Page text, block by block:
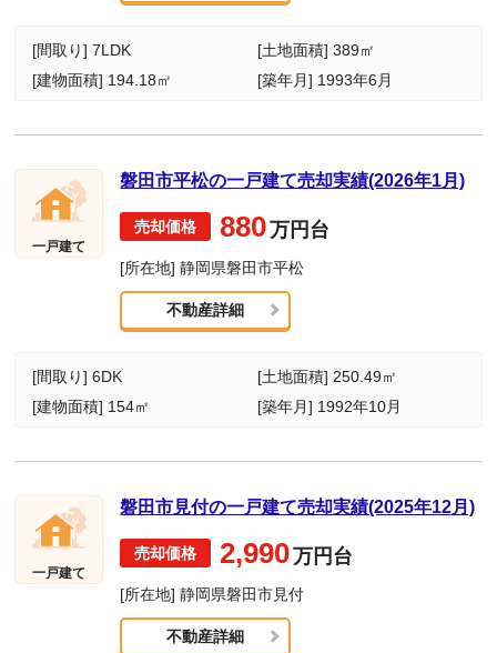
[間取り] 7LDK
[土地面積] 389㎡
[建物面積] 194.18㎡
[築年月] 1993年6月
一戸建て
磐田市平松の一戸建て売却実績(2026年1月)
880万円台
[所在地] 静岡県磐田市平松
不動産詳細
[間取り] 6DK
[土地面積] 250.49㎡
[建物面積] 154㎡
[築年月] 1992年10月
一戸建て
磐田市見付の一戸建て売却実績(2025年12月)
2,990万円台
[所在地] 静岡県磐田市見付
不動産詳細